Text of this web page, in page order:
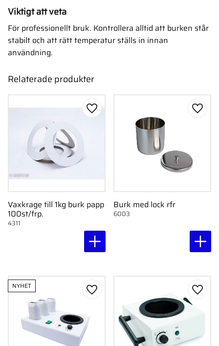
Viktigt att veta
För professionellt bruk. Kontrollera alltid att burken står
stabilt och att rätt temperatur ställs in innan
användning.
Relaterade produkter
Vaxkrage till 1kg burk papp
100st/frp.
4311
Lägg till i favoriter
Burk med lock rfr
6003
Lägg
NYHET
Lägg till i favoriter Lägg